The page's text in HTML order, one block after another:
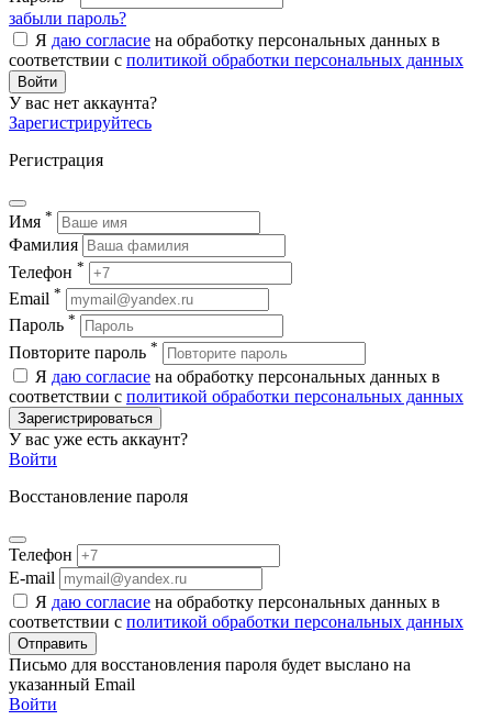
забыли пароль?
Я даю согласие на обработку персональных данных в
соответствии с политикой обработки персональных данных
Войти
У вас нет аккаунта?
Зарегистрируйтесь
Регистрация
Имя *
Фамилия
Телефон *
Email *
Пароль *
Повторите пароль *
Я даю согласие на обработку персональных данных в
соответствии с политикой обработки персональных данных
Зарегистрироваться
У вас уже есть аккаунт?
Войти
Восстановление пароля
Телефон
E-mail
Я даю согласие на обработку персональных данных в
соответствии с политикой обработки персональных данных
Отправить
Письмо для восстановления пароля будет выслано на
указанный Email
Войти